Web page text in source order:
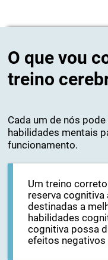
O que vou
treino
Cada um de nós
habilidades mentais
funcionamento.
Um treino
reserva
destinadas a
habilidades
cognitiva possa